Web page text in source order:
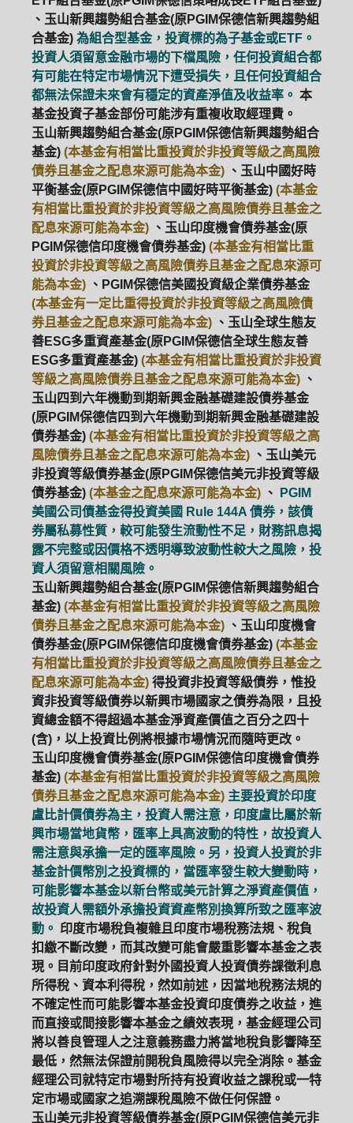
PGIM系列基金 168循環投資
定期(不)定額 高成長基金 月配息
、玉山新興趨勢組合基金(原PGIM保德信新興趨勢組
合基金) 為組合型基金，投資標的為子基金或ETF。
投資人須留意金融市場的下檔風險，任何投資組合都
有可能在特定市場情況下遭受損失，且任何投資組合
都無法保證未來會有穩定的資產淨值及收益率。 本
基金投資子基金部份可能涉有重複收取經理費。
玉山新興趨勢組合基金(原PGIM保德信新興趨勢組合
基金) (本基金有相當比重投資於非投資等級之高風險
債券且基金之配息來源可能為本金) 、玉山中國好時
平衡基金(原PGIM保德信中國好時平衡基金) (本基金
有相當比重投資於非投資等級之高風險債券且基金之
配息來源可能為本金) 、玉山印度機會債券基金(原
PGIM保德信印度機會債券基金) (本基金有相當比重
投資於非投資等級之高風險債券且基金之配息來源可
能為本金) 、PGIM保德信美國投資級企業債券基金
(本基金有一定比重得投資於非投資等級之高風險債
券且基金之配息來源可能為本金) 、玉山全球生態友
善ESG多重資產基金(原PGIM保德信全球生態友善
ESG多重資產基金) (本基金有相當比重投資於非投資
等級之高風險債券且基金之配息來源可能為本金) 、
玉山四到六年機動到期新興金融基礎建設債券基金
(原PGIM保德信四到六年機動到期新興金融基礎建設
債券基金) (本基金有相當比重投資於非投資等級之高
風險債券且基金之配息來源可能為本金) 、玉山美元
非投資等級債券基金(原PGIM保德信美元非投資等級
債券基金) (本基金之配息來源可能為本金) 、
PGIM
美國公司債基金得投資美國 Rule 144A 債券，該債
券屬私募性質，較可能發生流動性不足，財務訊息揭
露不完整或因價格不透明導致波動性較大之風險，投
資人須留意相關風險。
玉山新興趨勢組合基金(原PGIM保德信新興趨勢組合
基金) (本基金有相當比重投資於非投資等級之高風險
債券且基金之配息來源可能為本金) 、玉山印度機會
債券基金(原PGIM保德信印度機會債券基金) (本基金
有相當比重投資於非投資等級之高風險債券且基金之
配息來源可能為本金) 得投資非投資等級債券，惟投
資非投資等級債券以新興市場國家之債券為限，且投
資總金額不得超過本基金淨資產價值之百分之四十
(含)，以上投資比例將根據市場情況而隨時更改。
玉山印度機會債券基金(原PGIM保德信印度機會債券
基金) (本基金有相當比重投資於非投資等級之高風險
債券且基金之配息來源可能為本金) 主要投資於印度
盧比計價債券為主，投資人需注意，印度盧比屬於新
興市場當地貨幣，匯率上具高波動的特性，故投資人
需注意與承擔一定的匯率風險。另，投資人投資於非
基金計價幣別之投資標的，當匯率發生較大變動時，
可能影響本基金以新台幣或美元計算之淨資產價值，
故投資人需額外承擔投資資產幣別換算所致之匯率波
動。 印度市場稅負複雜且印度市場稅務法規、稅負
扣繳不斷改變，而其改變可能會嚴重影響本基金之表
現。目前印度政府針對外國投資人投資債券課徵利息
所得稅、資本利得稅，然如前述，因當地稅務法規的
不確定性而可能影響本基金投資印度債券之收益，進
而直接或間接影響本基金之績效表現，基金經理公司
將以善良管理人之注意義務盡力將當地稅負影響降至
最低，然無法保證前開稅負風險得以完全消除。基金
經理公司就特定市場對所持有投資收益之課稅或一特
定市場或國家之追溯課稅風險不做任何保證。
玉山美元非投資等級債券基金(原PGIM保德信美元非